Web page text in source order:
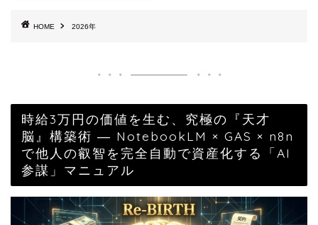
HOME 2026年
時給3万円の価値を生む、究極の『天才
脳』構築術 ― NotebookLM × GAS × n8n
で他人の叡智を完全自動で資産化する「AI
参謀」マニュアル